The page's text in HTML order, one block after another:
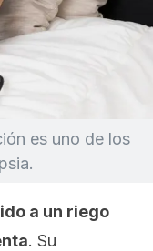
es uno de los
a un riego
. Su